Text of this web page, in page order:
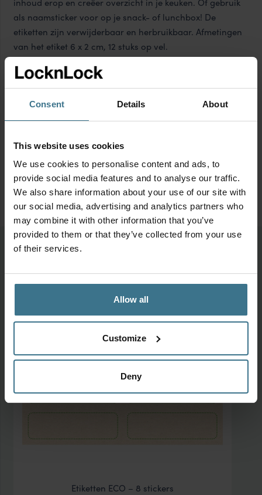
Consent Details About
This website uses cookies
We use cookies to personalise content and ads, to
provide social media features and to analyse our traffic.
We also share information about your use of our site with
our social media, advertising and analytics partners who
may combine it with other information that you’ve
provided to them or that they’ve collected from your use
of their services.
Allow all
Customize
Deny
als naamsticker voor op je snack- of lunchbox! De
etiketten zijn verwijderbaar en herbruikbaar. Afmetingen
van het etiket 6 x 2 cm, 12 stuks op vel.
Geschikt voor de vaatwasser
Beschrijfbaar
Verwijderbaar en herbruikbaar
Productinformatie
Geschikt voor
Meer etiketten
Etiketten ECO – 8 stickers